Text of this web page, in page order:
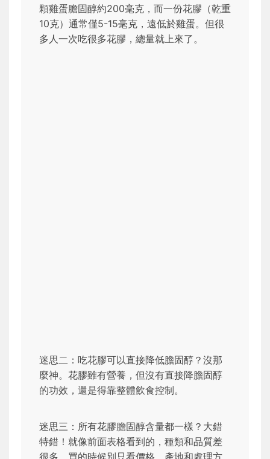
顆雞蛋膽固醇約200毫克，而一份花膠（乾重
10克）通常僅5-15毫克，遠低於雞蛋。但很
多人一次吃很多花膠，總量就上來了。
迷思二：吃花膠可以直接降低膽固醇？沒那
麼神。花膠雖有營養，但沒有直接降膽固醇
的功效，還是得靠整體飲食控制。
迷思三：所有花膠膽固醇含量都一樣？大錯
特錯！就像前面表格看到的，種類和品質差
很多。買的時候別只看價格，產地和處理方